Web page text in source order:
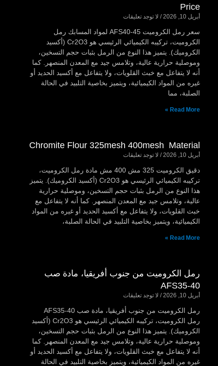
Price
أبريل 10, 2026 لا توجد تعليقات
سعر رمل الكروميت AFS40-45 لمواد المسابك رمل
الكروميت، تركيبه الكيميائي الرئيسي هو Cr2O3 (أكسيد
الكروميك). يتميز هذا النوع من الرمل بثبات حجم التسخين،
وموصلية حرارية عالية، وتلامس جيد مع المعدن المنصهر. كما
أنه لا يتفاعل مع خبث القلويات، ولا يتفاعل مع أكسيد الحديد أو
غيره من المواد الكيميائية، ويتميز بخاصية التلبيد في الحالة
الصلبة، مما
Read More »
Chromite Flour 325mesh 400mesh Material
أبريل 10, 2026 لا توجد تعليقات
دقيق الكروميت 325 مش 400 مش مادة رمل الكروميت،
تركيبه الكيميائي الرئيسي هو Cr2O3 (أكسيد الكروميك). يتميز
هذا النوع من الرمل بثبات حجم التسخين، وموصلية حرارية
عالية، وتلامس جيد مع المعدن المنصهر. كما أنه لا يتفاعل مع
خبث القلويات، ولا يتفاعل مع أكسيد الحديد أو غيره من المواد
الكيميائية، ويتميز بخاصية التلبيد في الحالة الصلبة،
Read More »
رمل الكروميت من جنوب أفريقيا، مادة صب
AFS35-40
أبريل 10, 2026 لا توجد تعليقات
رمل الكروميت، تركيبه الكيميائي الرئيسي هو Cr2O3 (أكسيد
الكروميك). يتميز هذا النوع من الرمل بثبات حجم التسخين،
وموصلية حرارية عالية، وتلامس جيد مع المعدن المنصهر. كما
أنه لا يتفاعل مع خبث القلويات، ولا يتفاعل مع أكسيد الحديد أو
غيره من المواد الكيميائية، ويتميز بخاصية التلبيد في الحالة